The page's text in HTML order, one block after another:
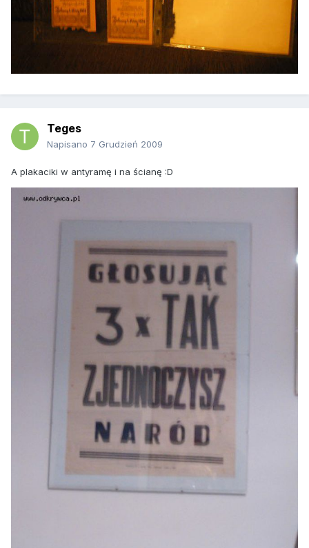
Teges
Napisano 7 Grudzień 2009
A plakaciki w antyramę i na ścianę :D